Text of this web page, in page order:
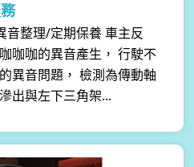
音整理/定期保養 車主反
咖咖的異音產生， 行駛不
異音問題， 檢測為傳動軸
出與左下三角架...